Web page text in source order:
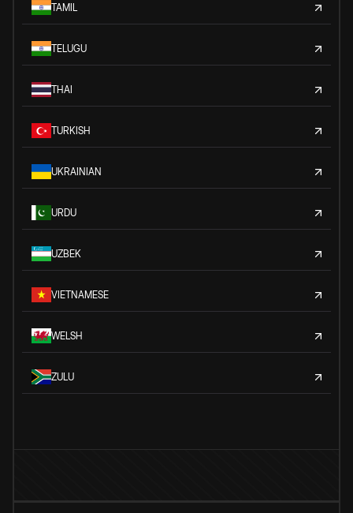
TAMIL
TELUGU
THAI
TURKISH
UKRAINIAN
URDU
UZBEK
VIETNAMESE
WELSH
ZULU